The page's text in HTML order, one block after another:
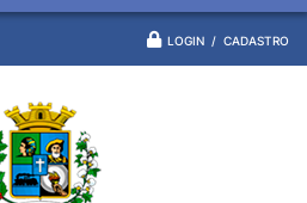
LOGIN / CADASTRO